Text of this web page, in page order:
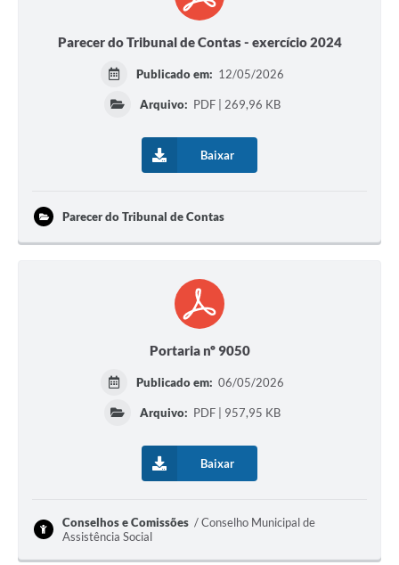
Parecer do Tribunal de Contas - exercício 2024
Publicado em: 12/05/2026
Arquivo: PDF | 269,96 KB
Baixar
Parecer do Tribunal de Contas
Portaria nº 9050
Publicado em: 06/05/2026
Arquivo: PDF | 957,95 KB
Baixar
Conselhos e Comissões
Conselho Municipal de
Assistência Social